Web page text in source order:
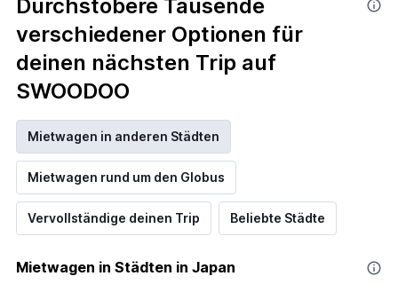
Durchstöbere Tausende
verschiedener Optionen für
deinen nächsten Trip auf
SWOODOO
Mietwagen in anderen Städten
Mietwagen rund um den Globus
Vervollständige deinen Trip Beliebte Städte
Mietwagen in Städten in Japan